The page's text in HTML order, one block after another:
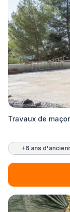
Travaux de
+6 ans